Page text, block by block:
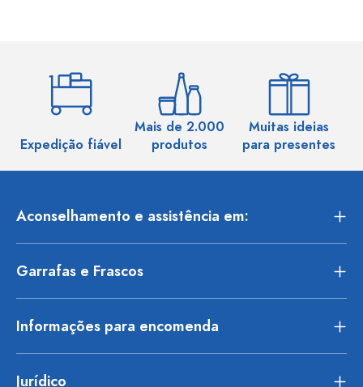
Expedição fiável
Mais de 2.000
produtos
Muitas ideias
para presentes
Aconselhamento e assistência em:
Garrafas e Frascos
Informações para encomenda
Jurídico